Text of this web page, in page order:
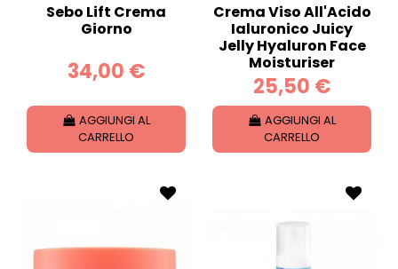
Sebo Lift Crema
Giorno
34,00 €
AGGIUNGI AL
CARRELLO
Crema Viso All'Acido
Ialuronico Juicy
Jelly Hyaluron Face
Moisturiser
25,50 €
AGGIUNGI AL
CARRELLO